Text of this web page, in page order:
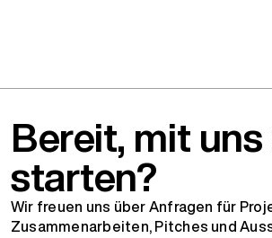
Bereit, mit uns
starten?
Wir freuen uns über Anfragen für
Zusammenarbeiten, Pitches und